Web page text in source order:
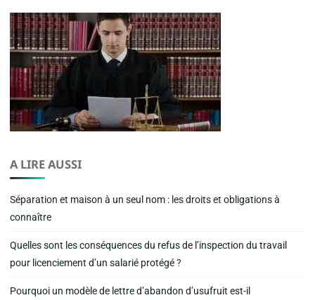
A LIRE AUSSI
Séparation et maison à un seul nom : les droits et obligations à
connaître
Quelles sont les conséquences du refus de l’inspection du travail
pour licenciement d’un salarié protégé ?
Pourquoi un modèle de lettre d’abandon d’usufruit est-il